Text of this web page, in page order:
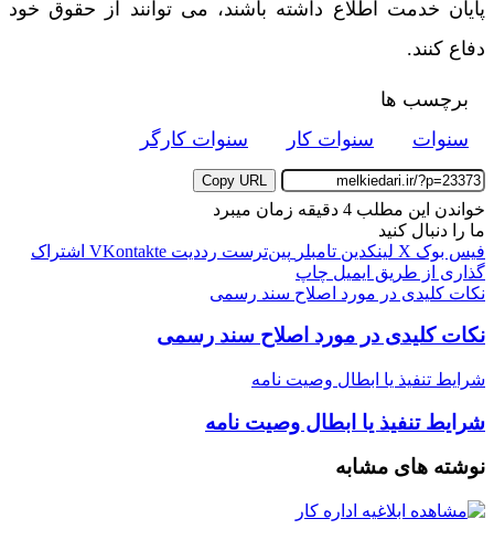
پایان خدمت اطلاع داشته باشند، می توانند از حقوق خود
دفاع کنند.
برچسب ها
سنوات
سنوات کار سنوات کارگر
Copy URL
خواندن این مطلب 4 دقیقه زمان میبرد
ما را دنبال کنید
فیس بوک X لینکدین ‫تامبلر ‫پین‌ترست ‫رددیت ‫VKontakte اشتراک
گذاری از طریق ایمیل چاپ
نکات کلیدی در مورد اصلاح سند رسمی
نکات کلیدی در مورد اصلاح سند رسمی
شرایط تنفیذ یا ابطال وصیت نامه
شرایط تنفیذ یا ابطال وصیت نامه
نوشته های مشابه